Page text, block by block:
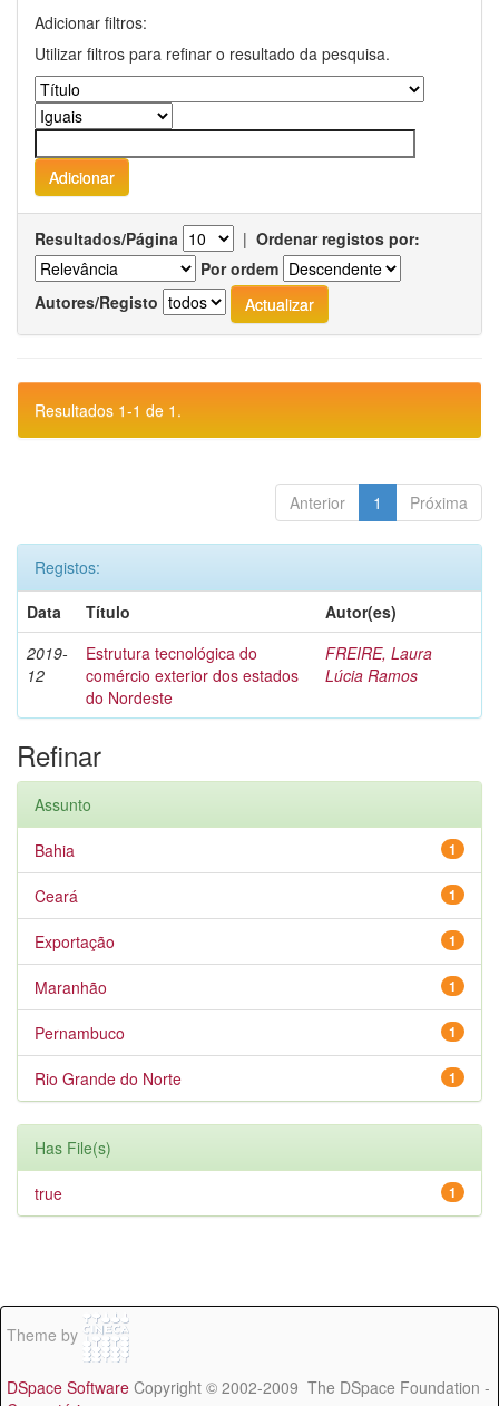
Adicionar filtros:
Utilizar filtros para refinar o resultado da pesquisa.
Resultados/Página | Ordenar registos por:
Por ordem
Autores/Registo
Resultados 1-1 de 1.
Anterior 1 Próxima
Registos:
Data
Título
Autor(es)
2019-
12
Estrutura tecnológica do
comércio exterior dos estados
do Nordeste
FREIRE, Laura
Lúcia Ramos
Refinar
Assunto
1
Bahia
1
Ceará
1
Exportação
1
Maranhão
1
Pernambuco
1
Rio Grande do Norte
Has File(s)
1
true
Theme by
DSpace Software Copyright © 2002-2009 The DSpace Foundation -